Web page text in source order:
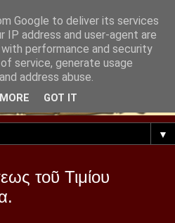
▼
τοῦ Τιμίου
Google to deliver its services
IP address and user-agent are
performance and security
service, generate usage
address abuse.
GOT IT